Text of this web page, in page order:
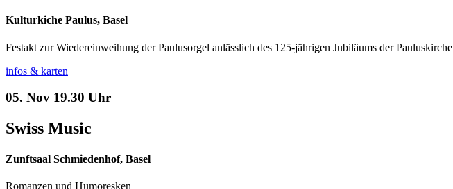
Kulturkiche Paulus, Basel
Festakt zur Wiedereinweihung der Paulusorgel anlässlich des 125-jährigen Jubiläums der Pauluskirche
infos & karten
05. Nov 19.30 Uhr
Swiss Music
Zunftsaal Schmiedenhof, Basel
Romanzen und Humoresken